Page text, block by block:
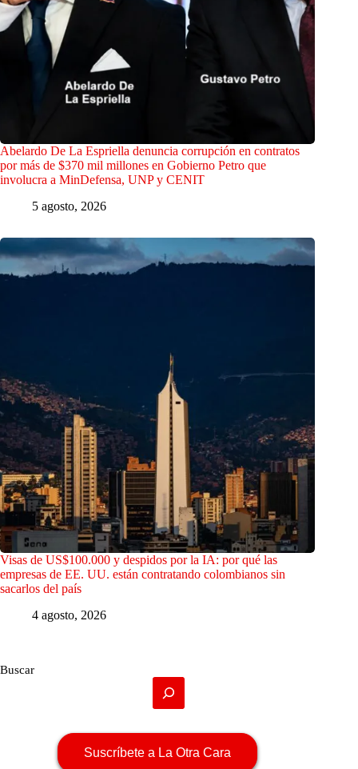
Abelardo De La Espriella denuncia corrupción en contratos
por más de $370 mil millones en Gobierno Petro que
involucra a MinDefensa, UNP y CENIT
5 agosto, 2026
Visas de US$100.000 y despidos por la IA: por qué las
empresas de EE. UU. están contratando colombianos sin
sacarlos del país
4 agosto, 2026
Buscar
Suscríbete a La Otra Cara